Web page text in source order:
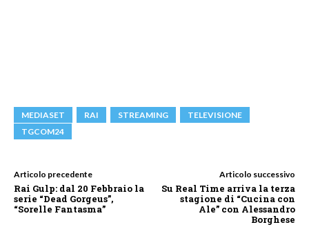
MEDIASET RAI STREAMING
TELEVISIONE
TGCOM24
Articolo precedente
Rai Gulp: dal 20 Febbraio la
serie “Dead Gorgeus”,
“Sorelle Fantasma”
Articolo successivo
Su Real Time arriva la terza
stagione di “Cucina con
Ale” con Alessandro
Borghese